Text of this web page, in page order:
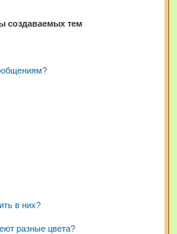
создаваемых тем
в них?
разные цвета?